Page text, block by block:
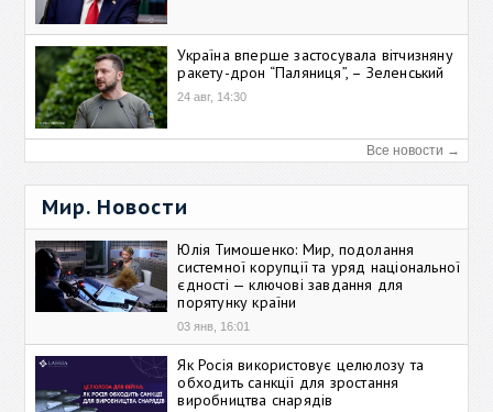
Україна вперше застосувала вітчизняну
ракету-дрон “Паляниця”, – Зеленський
24 авг, 14:30
Все новости →
Мир. Новости
Юлія Тимошенко: Мир, подолання
системної корупції та уряд національної
єдності — ключові завдання для
порятунку країни
03 янв, 16:01
Як Росія використовує целюлозу та
обходить санкції для зростання
виробництва снарядів